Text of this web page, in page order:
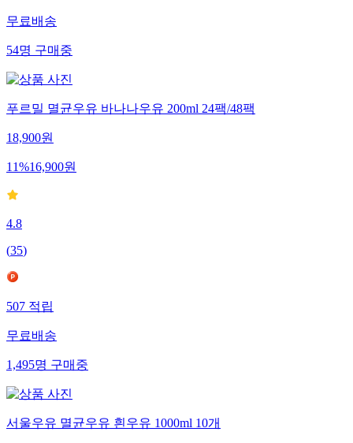
무료배송
54명 구매중
푸르밀 멸균우유 바나나우유 200ml 24팩/48팩
18,900원
11%16,900원
4.8
(35)
507 적립
무료배송
1,495명 구매중
서울우유 멸균우유 흰우유 1000ml 10개